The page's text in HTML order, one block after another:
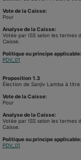
Vote de la Caisse:
Pour
Analyse de la Caisse:
Votée par ISS selon les termes
Caisse.
Politique ou principe applicable:
PDV_01
Proposition 1.3
Élection de Sanjiv Lamba à titre
Vote de la Caisse:
Pour
Analyse de la Caisse:
Votée par ISS selon les termes
Caisse.
Politique ou principe applicable:
PDV_01